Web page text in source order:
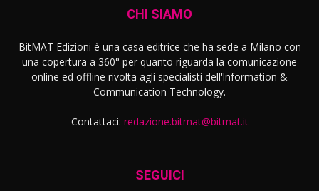
CHI SIAMO
BitMAT Edizioni è una casa editrice che ha sede a Milano con
una copertura a 360° per quanto riguarda la comunicazione
online ed offline rivolta agli specialisti dell'lnformation &
Communication Technology.
Contattaci: redazione.bitmat@bitmat.it
SEGUICI